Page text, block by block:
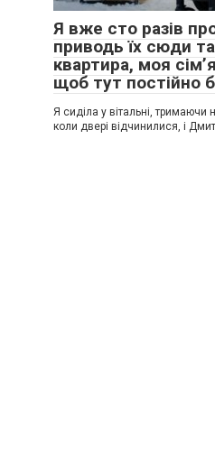
Я вже сто разів
приводь їх сюди
квартира, моя
щоб тут постійно
Я сиділа у вітальні, тримаючи
коли двері відчинилися, і